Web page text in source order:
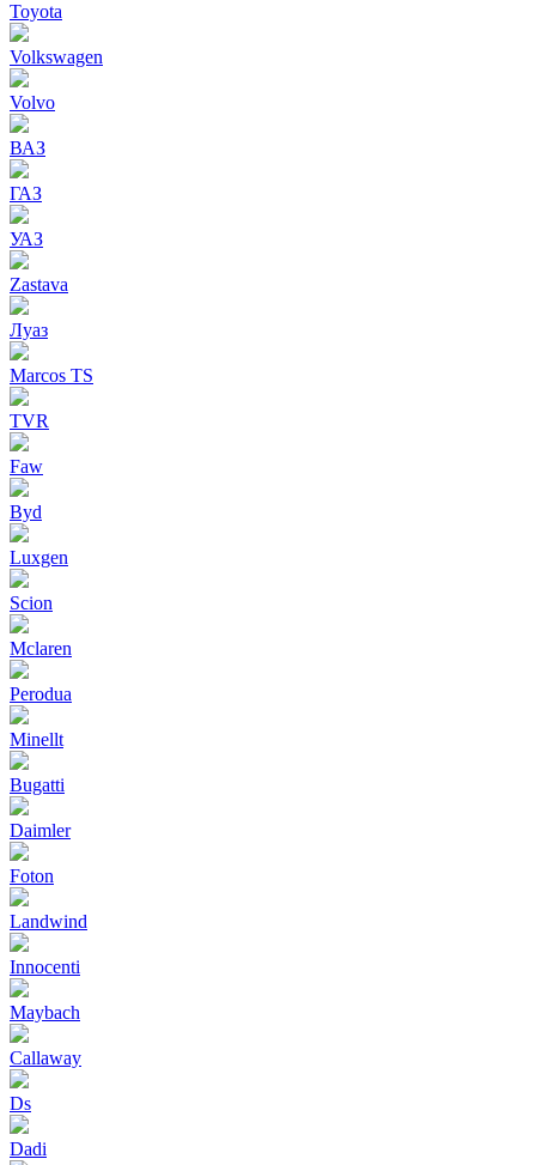
Toyota
Volkswagen
Volvo
ВАЗ
ГАЗ
УАЗ
Zastava
Луаз
Marcos TS
TVR
Faw
Byd
Luxgen
Scion
Mclaren
Perodua
Minellt
Bugatti
Daimler
Foton
Landwind
Innocenti
Maybach
Callaway
Ds
Dadi